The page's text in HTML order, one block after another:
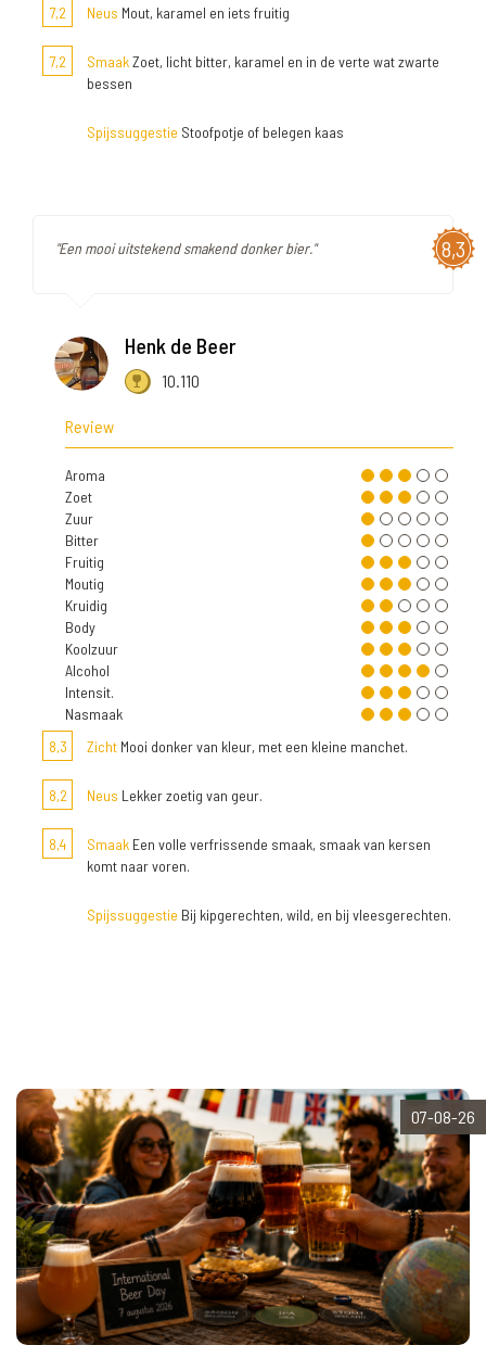
7,2 Neus Mout, karamel en iets fruitig
7,2 SmaakZoet, licht bitter, karamel en in de verte wat zwarte
bessen
Spijssuggestie Stoofpotje of belegen kaas
8,3
"Een mooi uitstekend smakend donker bier."
Henk de Beer
10.110
Review
Aroma
Zoet
Zuur
Bitter
Fruitig
Moutig
Kruidig
Body
Koolzuur
Alcohol
Intensit.
Nasmaak
8,3
Zicht Mooi donker van kleur, met een kleine manchet.
8,2 Neus Lekker zoetig van geur.
8,4 Smaak Een volle verfrissende smaak, smaak van kersen
komt naar voren.
Spijssuggestie Bij kipgerechten, wild, en bij vleesgerechten.
07-08-26